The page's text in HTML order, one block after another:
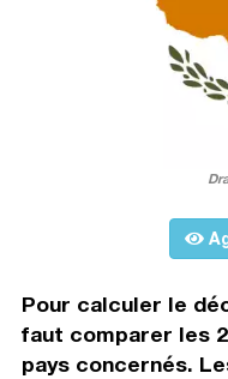
Pour calculer le
faut comparer les
pays concernés.